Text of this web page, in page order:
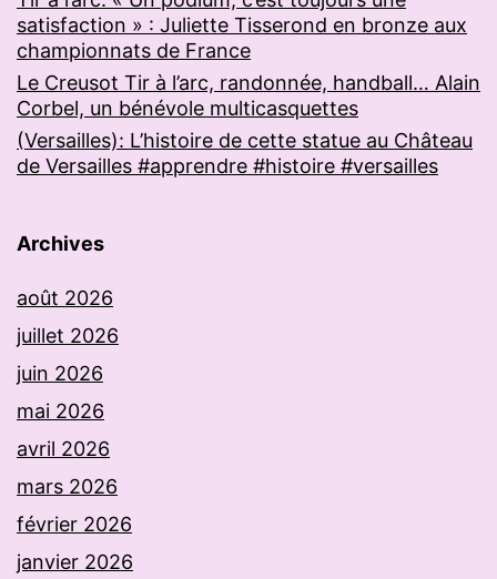
satisfaction » : Juliette Tisserond en bronze aux
championnats de France
Le Creusot Tir à l’arc, randonnée, handball… Alain
Corbel, un bénévole multicasquettes
(Versailles): L’histoire de cette statue au Château
de Versailles #apprendre #histoire #versailles
Archives
août 2026
juillet 2026
juin 2026
mai 2026
avril 2026
mars 2026
février 2026
janvier 2026